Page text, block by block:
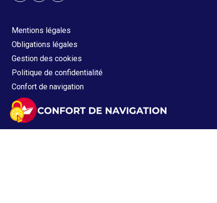
Mentions légales
Obligations légales
Gestion des cookies
Politique de confidentialité
Confort de navigation